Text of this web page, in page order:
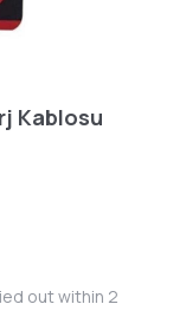
Kablosu
out within 2